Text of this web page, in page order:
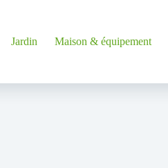
Jardin Maison & équipement